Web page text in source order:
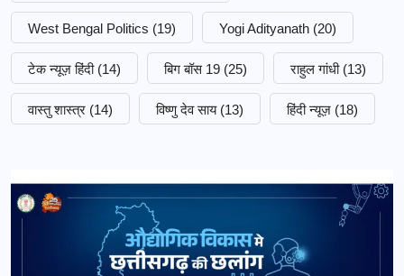
West Bengal Politics (19) Yogi Adityanath (20)
टेक न्यूज़ हिंदी (14) बिग बॉस 19 (25) राहुल गांधी (13)
वास्तु शास्त्र (14) विष्णु देव साय (13) हिंदी न्यूज़ (18)